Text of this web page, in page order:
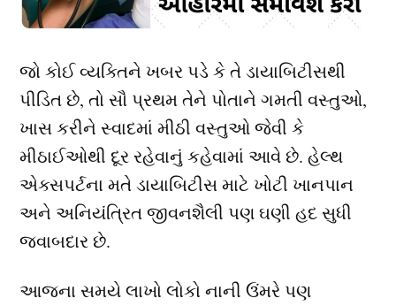
જો કોઈ વ્યક્તિને ખબર પડે કે તે ડાયાબિટીસથી
પીડિત છે, તો સૌ પ્રથમ તેને પોતાને ગમતી વસ્તુઓ,
ખાસ કરીને સ્વાદમાં મીઠી વસ્તુઓ જેવી કે
મીઠાઈઓથી દૂર રહેવાનું કહેવામાં આવે છે. હેલ્થ
એક્સપર્ટના મતે ડાયાબિટીસ માટે ખોટી ખાનપાન
અને અનિયંત્રિત જીવનશૈલી પણ ઘણી હદ સુધી
જવાબદાર છે.
આજના સમયે લાખો લોકો નાની ઉંમરે પણ